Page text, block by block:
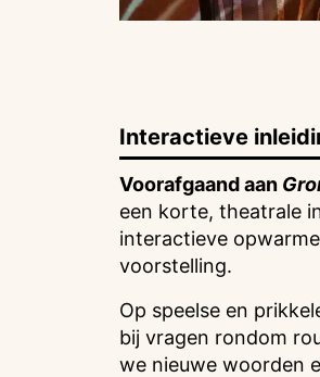
Interactieve
Voorafgaand aan
een korte, theatrale
interactieve
voorstelling.
Op speelse en
bij vragen rondom
we nieuwe woorden